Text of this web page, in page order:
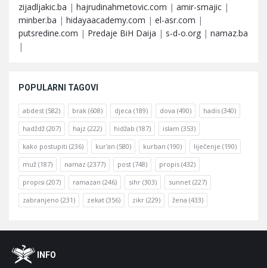
zijadljakic.ba | hajrudinahmetovic.com | amir-smajic |
minber.ba | hidayaacademy.com | el-asr.com |
putsredine.com | Predaje BiH Daija | s-d-o.org | namaz.ba
|
POPULARNI TAGOVI
abdest (582) brak (608) djeca (189) dova (490) hadis (340)
hadždž (207) hajz (222) hidžab (187) islam (353)
kako postupiti (236) kur'an (580) kurban (190) liječenje (190)
muž (187) namaz (2377) post (748) propis (432)
propisi (207) ramazan (246) sihr (303) sunnet (227)
zabranjeno (231) zekat (356) zikr (229) žena (433)
FooterOINFO